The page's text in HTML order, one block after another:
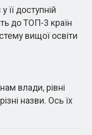
її доступній
до ТОП-3 країн
вищої освіти
влади, рівні
назви. Ось їх